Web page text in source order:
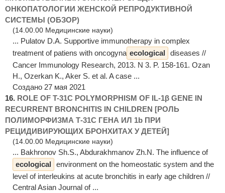
ОНКОПАТОЛОГИИ ЖЕНСКОЙ РЕПРОДУКТИВНОЙ
СИСТЕМЫ (ОБЗОР)
(14.00.00 Медицинские науки)
... Pulatov D.A. Supportive immunotherapy in complex
treatment of patiens with oncogyna ecological diseases //
Cancer Immunology Research, 2013. N 3. P. 158-161. Ozan
H., Ozerkan K., Aker S. et al. A case ...
Создано 27 мая 2021
16. ROLE OF T-31C POLYMORPHISM OF IL-1β GENE IN
RECURRENT BRONCHITIS IN CHILDREN [РОЛЬ
ПОЛИМОРФИЗМА Т-31С ГЕНА ИЛ 1b ПРИ
РЕЦИДИВИРУЮЩИХ БРОНХИТАХ У ДЕТЕЙ]
(14.00.00 Медицинские науки)
... Bakhronov Sh.S., Abdurakhmanov Zh.N. The influence of
ecological environment on the homeostatic system and the
level of interleukins at acute bronchitis in early age children //
Central Asian Journal of ...